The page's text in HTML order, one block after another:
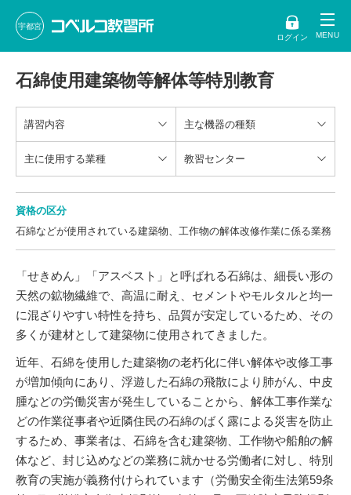
宇都宮
ログイン
石綿使用建築物等解体等特別教育
講習内容 主な機器の種類
主に使用する業種 教習センター
資格の区分
石綿などが使用されている建築物、工作物の解体改修作業に係る業務
「せきめん」「アスベスト」と呼ばれる石綿は、細長い形の
天然の鉱物繊維で、高温に耐え、セメントやモルタルと均一
に混ざりやすい特性を持ち、品質が安定しているため、その
多くが建材として建築物に使用されてきました。
近年、石綿を使用した建築物の老朽化に伴い解体や改修工事
が増加傾向にあり、浮遊した石綿の飛散により肺がん、中皮
腫などの労働災害が発生していることから、解体工事作業な
どの作業従事者や近隣住民の石綿のばく露による災害を防止
するため、事業者は、石綿を含む建築物、工作物や船舶の解
体など、封じ込めなどの業務に就かせる労働者に対し、特別
教育の実施が義務付けられています（労働安全衛生法第59条